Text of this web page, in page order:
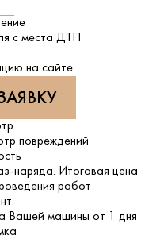
с места ДТП
на сайте
повреждений
наряда. Итоговая цена
работ
Вашей машины от 1 дня